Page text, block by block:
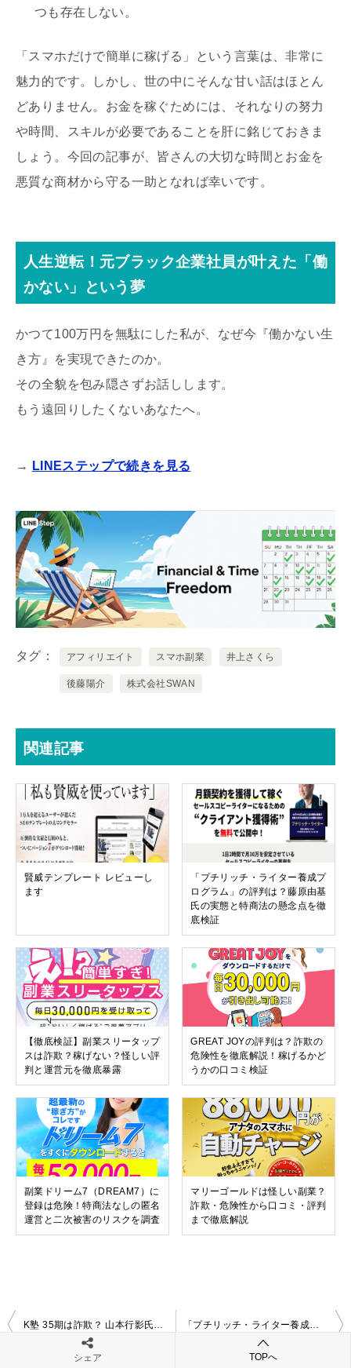
つも存在しない。
「スマホだけで簡単に稼げる」という言葉は、非常に
魅力的です。しかし、世の中にそんな甘い話はほとん
どありません。お金を稼ぐためには、それなりの努力
や時間、スキルが必要であることを肝に銘じておきま
しょう。今回の記事が、皆さんの大切な時間とお金を
悪質な商材から守る一助となれば幸いです。
人生逆転！元ブラック企業社員が叶えた「働
かない」という夢
かつて100万円を無駄にした私が、なぜ今『働かない生
き方』を実現できたのか。
その全貌を包み隠さずお話しします。
もう遠回りしたくないあなたへ。
→ LINEステップで続きを見る
タグ アフィリエイト スマホ副業 井上さくら
後藤陽介 株式会社SWAN
関連記事
賢威テンプレート レビューし
ます
「プチリッチ・ライター養成プ
ログラム」の評判は？藤原由基
氏の実態と特商法の懸念点を徹
底検証
【徹底検証】副業スリータップ
スは詐欺？稼げない？怪しい評
判と運営元を徹底暴露
GREAT JOYの評判は？詐欺の
危険性を徹底解説！稼げるかど
うかの口コミ検証
副業ドリーム7（DREAM7）に
登録は危険！特商法なしの匿名
運営と二次被害のリスクを調査
マリーゴールドは怪しい副業？
詐欺・危険性から口コミ・評判
まで徹底解説
投
K塾 35期は詐欺？ 山本行影氏のアフィリエイト塾を徹底レビュー！ 36万円の費用対効果を検証 「プチリッチ・ライター養成プログラム」の評判は？藤原由基氏の実態と特商法の懸念点を徹底検証
シェア TOPへ